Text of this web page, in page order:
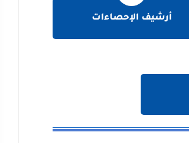
أرشيف الإحصاءات